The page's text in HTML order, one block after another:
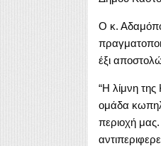
Ο κ.
έξι
“Η λίμνη της
ομάδα
περιοχή μας.